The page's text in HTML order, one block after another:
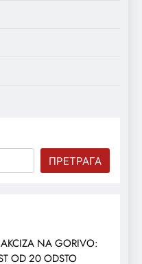
ПРЕТРАГА
NA GORIVO:
OD 20 ODSTO